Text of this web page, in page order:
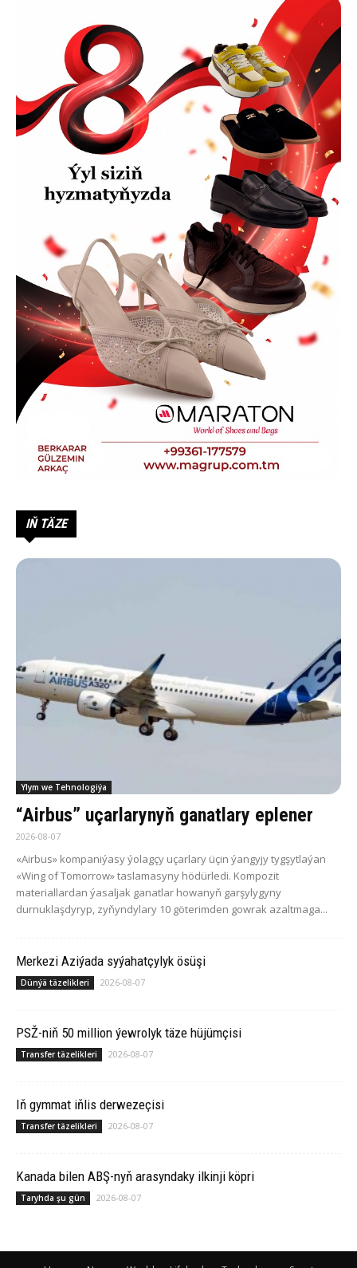
IŇ TÄZE
Ylym we Tehnologiýa
“Airbus” uçarlarynyň ganatlary eplener
2026-08-07
«Airbus» kompaniýasy ýolagçy uçarlary üçin ýangyjy tygşytlaýan
«Wing of Tomorrow» taslamasyny hödürledi. Kompozit
materiallardan ýasaljak ganatlar howanyň garşylygyny
durnuklaşdyryp, zyňyndylary 10 göterimden gowrak azaltmaga...
Merkezi Aziýada syýahatçylyk ösüşi
Dünýä täzelikleri 2026-08-07
PSŽ-niň 50 million ýewrolyk täze hüjümçisi
Transfer täzelikleri 2026-08-07
Iň gymmat iňlis derwezeçisi
Transfer täzelikleri 2026-08-07
Ka­na­da bilen ABŞ-nyň arasyndaky ilkinji köp­ri
Taryhda şu gün 2026-08-07